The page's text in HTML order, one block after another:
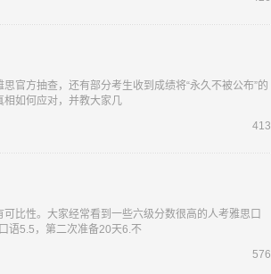
官方抽查，还有部分考生收到成绩将“永久不被公布”的
相如何应对，并教大家几
413
比性。大家经常看到一些六级分数很高的人考雅思口
语5.5，第二次准备20天6.不
576